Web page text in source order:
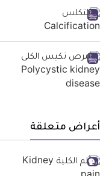
أعراض متعلقة